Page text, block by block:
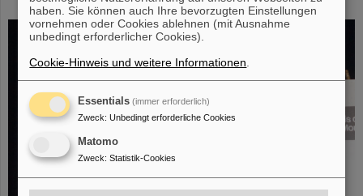
haben. Sie können auch Ihre bevorzugten Einstellungen
vornehmen oder Cookies ablehnen (mit Ausnahme
unbedingt erforderlicher Cookies).
Cookie-Hinweis und weitere Informationen
Essentials (immer erforderlich)
Zweck: Unbedingt erforderliche Cookies
Matomo
Zweck: Statistik-Cookies